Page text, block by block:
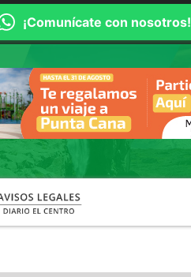
¡Comunícate con nosotros!